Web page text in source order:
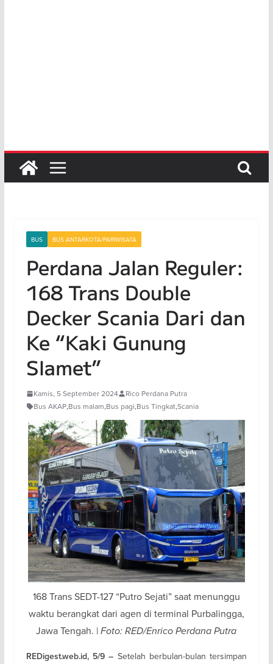
BUS BUS ANTARKOTA/PARIWISATA
Perdana Jalan Reguler:
168 Trans Double
Decker Scania Dari dan
Ke “Kaki Gunung
Slamet”
Kamis, 5 September 2024
Rico Perdana Putra
Bus AKAP,Bus malam,Bus pagi,Bus Tingkat,Scania
168 Trans SEDT-127 “Putro Sejati” saat menunggu
waktu berangkat dari agen di terminal Purbalingga,
Jawa Tengah. |Foto: RED/Enrico Perdana Putra
REDigest.web.id, 5/9 – Setelah berbulan-bulan tersimpan